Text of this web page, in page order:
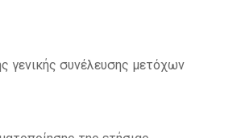
γενικής συνέλευσης μετόχων